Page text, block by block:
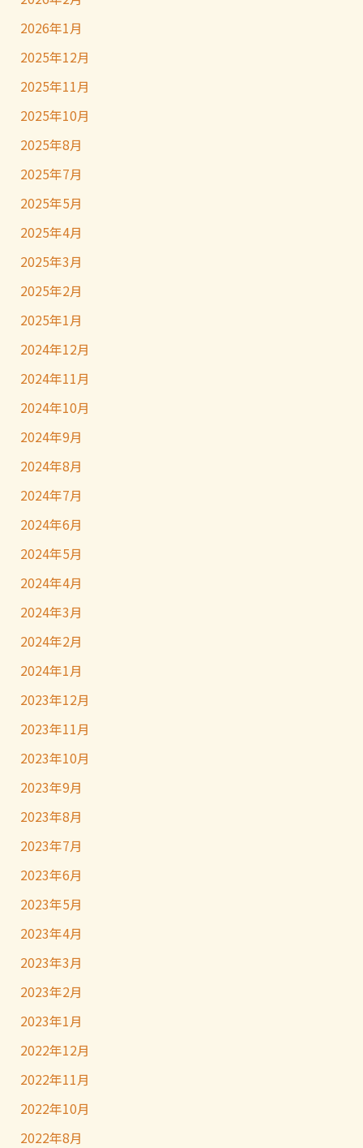
2026年1月
2025年12月
2025年11月
2025年10月
2025年8月
2025年7月
2025年5月
2025年4月
2025年3月
2025年2月
2025年1月
2024年12月
2024年11月
2024年10月
2024年9月
2024年8月
2024年7月
2024年6月
2024年5月
2024年4月
2024年3月
2024年2月
2024年1月
2023年12月
2023年11月
2023年10月
2023年9月
2023年8月
2023年7月
2023年6月
2023年5月
2023年4月
2023年3月
2023年2月
2023年1月
2022年12月
2022年11月
2022年10月
2022年8月